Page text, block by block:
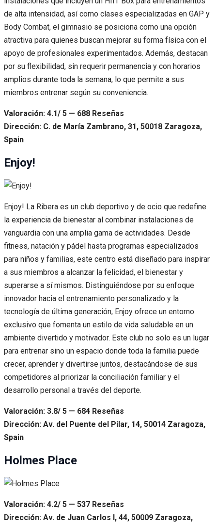
de alta intensidad, así como clases especializadas en GAP y
Body Combat, el gimnasio se posiciona como una opción
atractiva para quienes buscan mejorar su forma física con el
apoyo de profesionales experimentados. Además, destacan
por su flexibilidad, sin requerir permanencia y con horarios
amplios durante toda la semana, lo que permite a sus
miembros entrenar según su conveniencia.
Valoración: 4.1/ 5 — 688 Reseñas
Dirección: C. de María Zambrano, 31, 50018 Zaragoza,
Spain
Enjoy!
Enjoy! La Ribera es un club deportivo y de ocio que redefine
la experiencia de bienestar al combinar instalaciones de
vanguardia con una amplia gama de actividades. Desde
fitness, natación y pádel hasta programas especializados
para niños y familias, este centro está diseñado para inspirar
a sus miembros a alcanzar la felicidad, el bienestar y
superarse a sí mismos. Distinguiéndose por su enfoque
innovador hacia el entrenamiento personalizado y la
tecnología de última generación, Enjoy ofrece un entorno
exclusivo que fomenta un estilo de vida saludable en un
ambiente divertido y motivador. Este club no solo es un lugar
para entrenar sino un espacio donde toda la familia puede
crecer, aprender y divertirse juntos, destacándose de sus
competidores al priorizar la conciliación familiar y el
desarrollo personal a través del deporte.
Valoración: 3.8/ 5 — 684 Reseñas
Dirección: Av. del Puente del Pilar, 14, 50014 Zaragoza,
Spain
Holmes Place
Valoración: 4.2/ 5 — 537 Reseñas
Dirección: Av. de Juan Carlos I, 44, 50009 Zaragoza,